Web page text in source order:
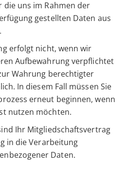
die uns im Rahmen der
gestellten Daten aus
erfolgt nicht, wenn wir
Aufbewahrung verpflichtet
Wahrung berechtigter
In diesem Fall müssen Sie
erneut beginnen, wenn
nutzen möchten.
Ihr Mitgliedschaftsvertrag
in die Verarbeitung
Daten.